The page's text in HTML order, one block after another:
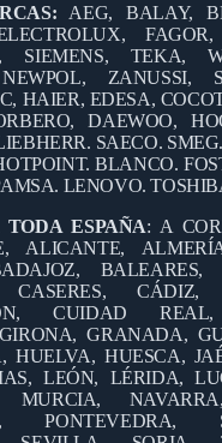
AEG, BALAY,
SIEMENS, TEKA,
ZANUSSI,
HAIER, EDESA,
DAEWOO,
SAECO.
BLANCO.
LENOVO.
ESPAÑA: A
ALICANTE,
BALEARES,
CASERES, CÁDIZ,
CUIDAD REAL,
GRANADA,
HUELVA, HUESCA,
LEÓN, LÉRIDA,
MURCIA,
PONTEVEDRA,